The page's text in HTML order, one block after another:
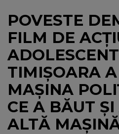
BREAKFAST
TIC TALK
CÂȘTIGĂ
HOT 30
DANCEFLOOR CHART
POVESTE
FILM DE
TIMIȘOARA
MAȘINA
CE A BĂUT
ALTĂ